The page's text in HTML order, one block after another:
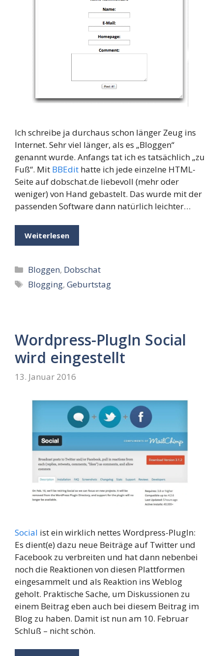
Ich schreibe ja durchaus schon länger Zeug ins
Internet. Sehr viel länger, als es „Bloggen“
genannt wurde. Anfangs tat ich es tatsächlich „zu
Fuß“. Mit BBEdit hatte ich jede einzelne HTML-
Seite auf dobschat.de liebevoll (mehr oder
weniger) von Hand gebastelt. Das wurde mit der
passenden Software dann natürlich leichter…
Weiterlesen
Kategorien
Bloggen, Dobschat
Schlagwörter
Blogging,Geburtstag
Wordpress-PlugIn Social
wird eingestellt
13. Januar 2016
Social ist ein wirklich nettes Wordpress-PlugIn:
Es dient(e) dazu neue Beiträge auf Twitter und
Facebook zu verbreiten und hat dann nebenbei
noch die Reaktionen von diesen Plattformen
eingesammelt und als Reaktion ins Weblog
geholt. Praktische Sache, um Diskussionen zu
einem Beitrag eben auch bei diesem Beitrag im
Blog zu haben. Damit ist nun am 10. Februar
Schluß – nicht schön.